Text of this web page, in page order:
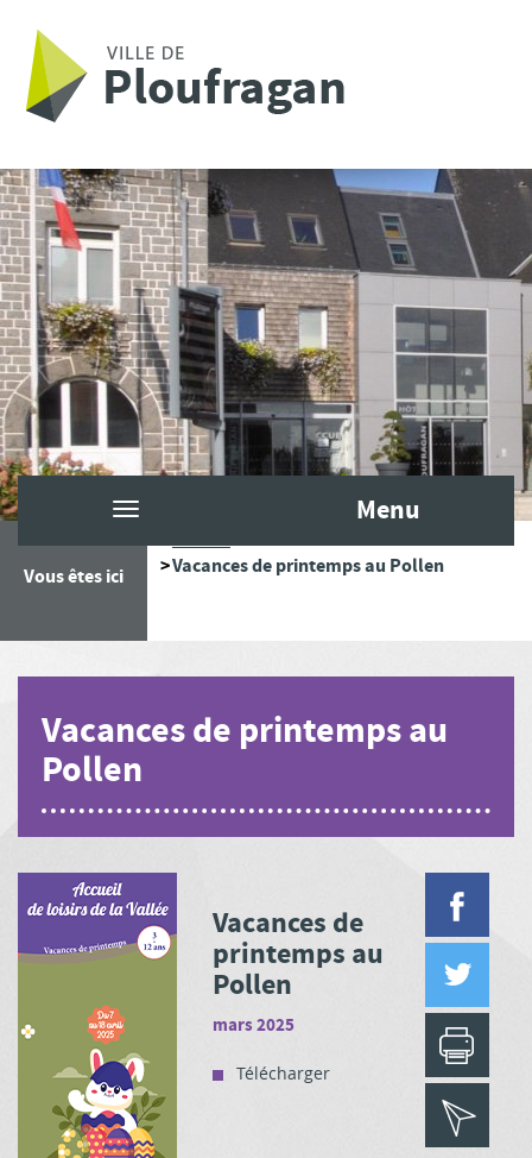
Menu
Vous êtes ici
Accueil
Vacances de printemps au Pollen
Vacances de printemps au
Pollen
Vacances de
printemps au
Pollen
mars 2025
Télécharger